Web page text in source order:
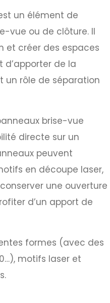
un élément de
vue ou de clôture. Il
et créer des espaces
d’apporter de la
un rôle de séparation
brise-vue
directe sur un
peuvent
en découpe laser,
une ouverture
d’un apport de
formes (avec des
motifs laser et